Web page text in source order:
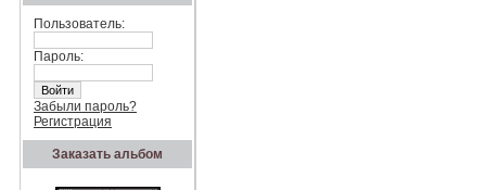
Пользователь:
Пароль:
Забыли пароль?
Регистрация
Заказать альбом